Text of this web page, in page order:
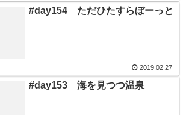
#day154 ただひたすらぼーっと
2019.02.27
#day153 海を見つつ温泉